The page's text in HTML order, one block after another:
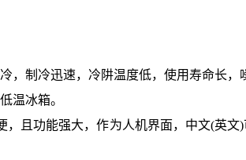
，制冷迅速，冷阱温度低， 使用寿命长，
温冰箱。
且功能强大，作为人机界面，中文(英